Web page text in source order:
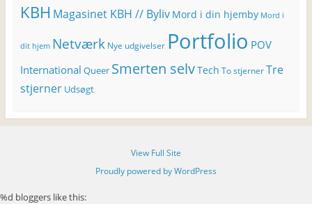
KBH Magasinet KBH // Byliv Mord i din hjemby Mord i
dit hjem Netværk Nye udgivelser Portfolio POV
International Queer Smerten selvTech To stjerner Tre
stjerner Udsøgt
View Full Site
Proudly powered by WordPress
%d bloggers like this: